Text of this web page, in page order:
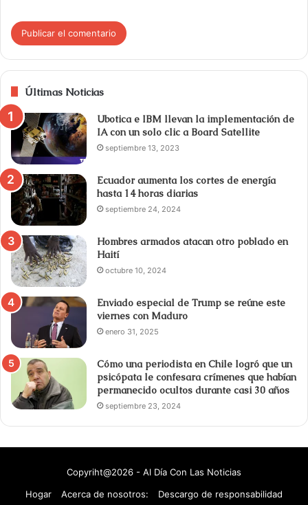
Últimas Noticias
Ubotica e IBM llevan la implementación de
IA con un solo clic a Board Satellite
septiembre 13, 2023
Ecuador aumenta los cortes de energía
hasta 14 horas diarias
septiembre 24, 2024
Hombres armados atacan otro poblado en
Haití
octubre 10, 2024
Enviado especial de Trump se reúne este
viernes con Maduro
enero 31, 2025
Cómo una periodista en Chile logró que un
psicópata le confesara crímenes que habían
permanecido ocultos durante casi 30 años
septiembre 23, 2024
Copyriht@2026 - Al Día Con Las Noticias
Hogar
Acerca de nosotros: Descargo de responsabilidad